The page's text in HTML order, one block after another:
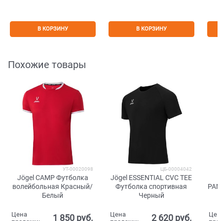
В КОРЗИНУ В КОРЗИНУ
Похожие товары
УТ-00020098
Jögel CAMP Футболка
волейбольная Красный/
Белый
Цена
1 850 руб.
ЦБ-00004042
Jögel ESSENTIAL CVC TEE
Футболка спортивная
Черный
Цена
2 620 руб.